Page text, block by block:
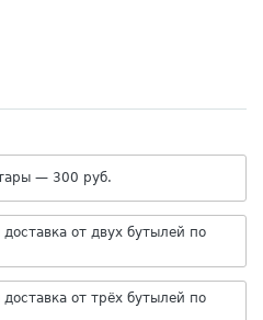
— 300 руб.
доставка от двух бутылей по
доставка от трёх бутылей по